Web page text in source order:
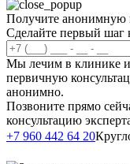
Получите анонимную
Сделайте первый шаг
Мы лечим в клинике
первичную
анонимно.
Позвоните прямо
консультацию
+7 960 442 64 20